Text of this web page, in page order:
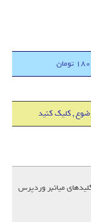
, کلیک کنید